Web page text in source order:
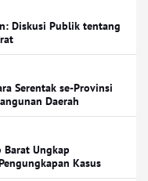
Diskusi Publik tentang
Serentak se-Provinsi
Daerah
Barat Ungkap
Kasus